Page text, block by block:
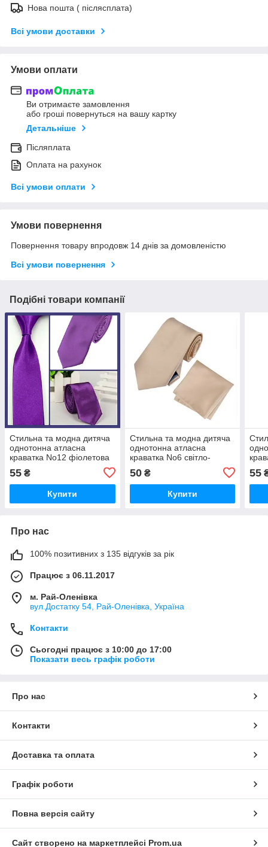
Нова пошта ( післясплата)
Всі умови доставки
Умови оплати
Ви отримаєте замовлення
або гроші повернуться на вашу картку
Детальніше
Післяплата
Оплата на рахунок
Всі умови оплати
Умови повернення
Повернення товару впродовж 14 днів за домовленістю
Всі умови повернення
Подібні товари компанії
Стильна та модна дитяча
однотонна атласна
краватка No12 фіолетова
55 ₴
Купити
Стильна та модна дитяча
однотонна атласна
краватка No6 світло-
50₴
Купити
55
Про нас
100% позитивних з 135 відгуків за рік
Працює з 06.11.2017
м. Рай-Оленівка
вул.Достатку 54, Рай-Оленівка, Україна
Контакти
Сьогодні працює з 10:00 до 17:00
Показати весь графік роботи
Про нас
Контакти
Доставка та оплата
Графік роботи
Повна версія сайту
Сайт створено на маркетплейсі Prom.ua